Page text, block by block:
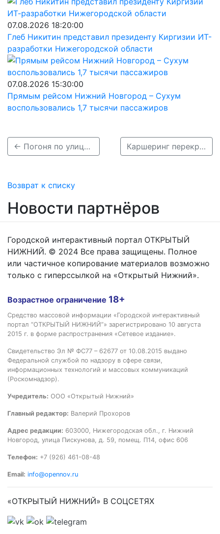
07.08.2026 18:20:00
Глеб Никитин представил президенту Киргизии ИТ-
разработки Нижегородской области
07.08.2026 15:30:00
Прямым рейсом Нижний Новгород – Сухум
воспользовались 1,7 тысячи пассажиров
← Погоня по улице Свободы в Нижегородской области: задержан пьяный рецидивист Каршеринг перекрыл трамвайные пути на Окском съезде в Нижнем Новгороде →
Возврат к списку
Новости партнёров
Городской интерактивный портал ОТКРЫТЫЙ
НИЖНИЙ. © 2024 Все права защищены. Полное
или частичное копирование материалов возможно
только с гиперссылкой на «Открытый Нижний».
Возрастное ограничение 18+
Средство массовой информации «Городской интерактивный
портал “ОТКРЫТЫЙ НИЖНИЙ”» зарегистрировано 10 августа
2015 г. в форме распространения «Сетевое издание».
Свидетельство Эл № ФС77 – 62677 от 10.08.2015 выдано
Федеральной службой по надзору в сфере связи,
информационных технологий и массовых коммуникаций
(Роскомнадзор).
Учредитель: ООО «Открытый Нижний»
Главный редактор: Валерий Прохоров
Адрес редакции: 603000, Нижегородская обл., г. Нижний
Новгород, улица Пискунова, д. 59, помещ. П14, офис 606
Телефон: +7 (926) 461-08-48
Email: info@opennov.ru
«ОТКРЫТЫЙ НИЖНИЙ» В СОЦСЕТЯХ